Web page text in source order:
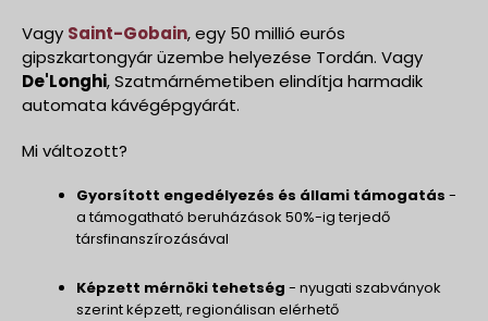
Vagy Saint-Gobain, egy 50 millió eurós
gipszkartongyár üzembe helyezése Tordán. Vagy
De'Longhi, Szatmárnémetiben elindítja harmadik
automata kávégépgyárát.
Mi változott?
Gyorsított engedélyezés és állami támogatás -
a támogatható beruházások 50%-ig terjedő
társfinanszírozásával
Képzett mérnöki tehetség - nyugati szabványok
szerint képzett, regionálisan elérhető